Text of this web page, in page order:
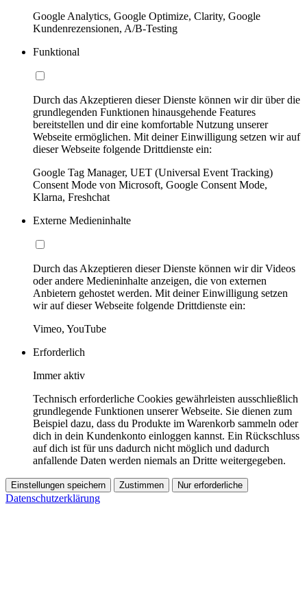
Google Analytics, Google Optimize, Clarity, Google
Kundenrezensionen, A/B-Testing
Funktional
Durch das Akzeptieren dieser Dienste können wir dir über die
grundlegenden Funktionen hinausgehende Features
bereitstellen und dir eine komfortable Nutzung unserer
Webseite ermöglichen. Mit deiner Einwilligung setzen wir auf
dieser Webseite folgende Drittdienste ein:
Google Tag Manager, UET (Universal Event Tracking)
Consent Mode von Microsoft, Google Consent Mode,
Klarna, Freshchat
Externe Medieninhalte
Durch das Akzeptieren dieser Dienste können wir dir Videos
oder andere Medieninhalte anzeigen, die von externen
Anbietern gehostet werden. Mit deiner Einwilligung setzen
wir auf dieser Webseite folgende Drittdienste ein:
Vimeo, YouTube
Erforderlich
Immer aktiv
Technisch erforderliche Cookies gewährleisten ausschließlich
grundlegende Funktionen unserer Webseite. Sie dienen zum
Beispiel dazu, dass du Produkte im Warenkorb sammeln oder
dich in dein Kundenkonto einloggen kannst. Ein Rückschluss
auf dich ist für uns dadurch nicht möglich und dadurch
anfallende Daten werden niemals an Dritte weitergegeben.
Einstellungen speichern Zustimmen Nur erforderliche
Datenschutzerklärung